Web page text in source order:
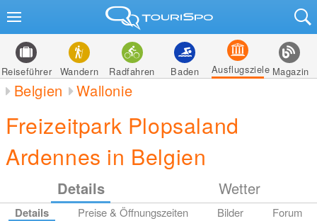
Reiseführer Wandern Radfahren Baden Ausflugsziele Magazin
Belgien Wallonie
Freizeitpark Plopsaland
Ardennes in Belgien
Details Wetter
Details Preise & Öffnungszeiten Bilder Forum